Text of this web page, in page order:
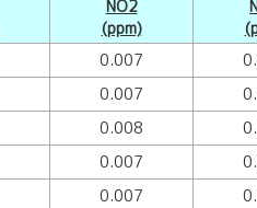
NO2
(ppm)
0.007
0.007
0.008
0.007
0.007